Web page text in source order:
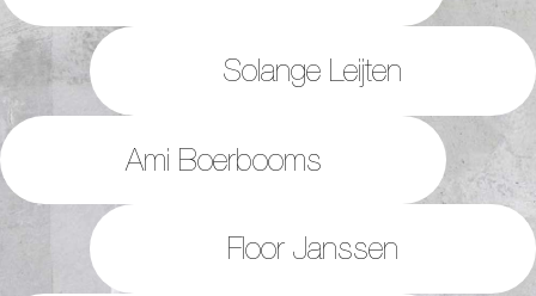
Solange Leijten
Ami Boerbooms
Floor Janssen